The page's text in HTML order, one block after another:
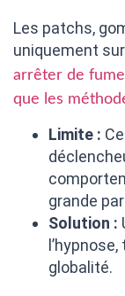
Les patchs,
uniquement
arrêter de
que les
Limite :
grande
Solution :
globalité.